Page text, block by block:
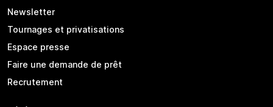
Newsletter
Tournages et privatisations
Espace presse
Faire une demande de prêt
Recrutement